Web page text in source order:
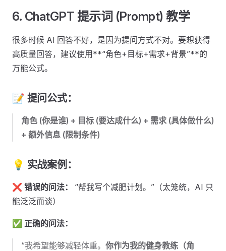
6. ChatGPT 提示词 (Prompt) 教学
很多时候 AI 回答不好，是因为提问方式不对。要想获得
高质量回答，建议使用**“角色+目标+需求+背景”**的
万能公式。
📝 提问公式：
角色 (你是谁) + 目标 (要达成什么) + 需求 (具体做什么)
+ 额外信息 (限制条件)
💡 实战案例：
❌ 错误的问法：
“帮我写个减肥计划。”（太笼统，AI 只
能泛泛而谈）
✅ 正确的问法：
“我希望能够减轻体重。 你作为我的健身教练（角